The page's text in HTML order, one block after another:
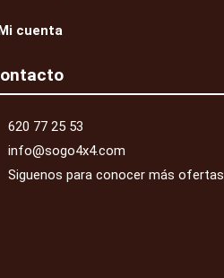
cuenta
620 77 25 53
info@sogo4x4.com
Siguenos para conocer más ofertas